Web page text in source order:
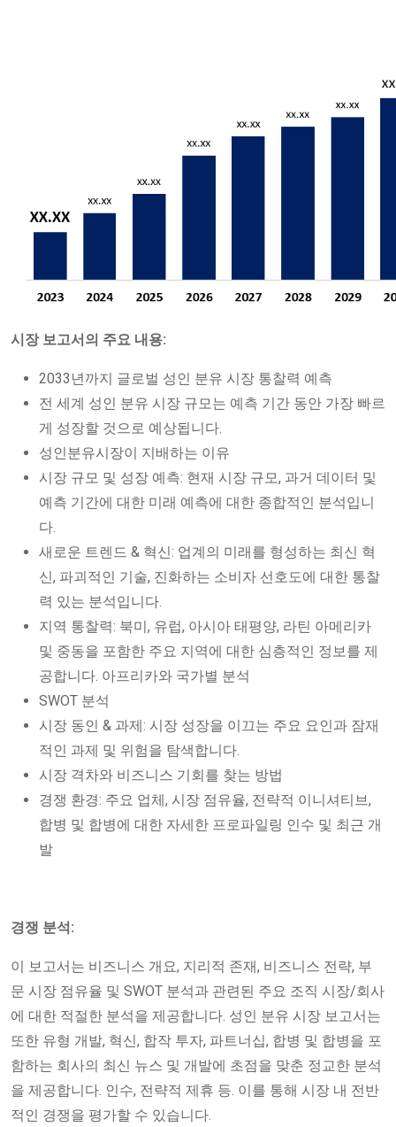
시장 보고서의 주요 내용:
2033년까지 글로벌 성인 분유 시장 통찰력 예측
전 세계 성인 분유 시장 규모는 예측 기간 동안 가장 빠르
게 성장할 것으로 예상됩니다.
성인분유시장이 지배하는 이유
시장 규모 및 성장 예측: 현재 시장 규모, 과거 데이터 및
예측 기간에 대한 미래 예측에 대한 종합적인 분석입니
다.
새로운 트렌드 & 혁신: 업계의 미래를 형성하는 최신 혁
신, 파괴적인 기술, 진화하는 소비자 선호도에 대한 통찰
력 있는 분석입니다.
지역 통찰력: 북미, 유럽, 아시아 태평양, 라틴 아메리카
및 중동을 포함한 주요 지역에 대한 심층적인 정보를 제
공합니다. 아프리카와 국가별 분석
SWOT 분석
시장 동인 & 과제: 시장 성장을 이끄는 주요 요인과 잠재
적인 과제 및 위험을 탐색합니다.
시장 격차와 비즈니스 기회를 찾는 방법
경쟁 환경: 주요 업체, 시장 점유율, 전략적 이니셔티브,
합병 및 합병에 대한 자세한 프로파일링 인수 및 최근 개
발
경쟁 분석:
이 보고서는 비즈니스 개요, 지리적 존재, 비즈니스 전략, 부
문 시장 점유율 및 SWOT 분석과 관련된 주요 조직 시장/회사
에 대한 적절한 분석을 제공합니다. 성인 분유 시장 보고서는
또한 유형 개발, 혁신, 합작 투자, 파트너십, 합병 및 합병을 포
함하는 회사의 최신 뉴스 및 개발에 초점을 맞춘 정교한 분석
을 제공합니다. 인수, 전략적 제휴 등. 이를 통해 시장 내 전반
적인 경쟁을 평가할 수 있습니다.